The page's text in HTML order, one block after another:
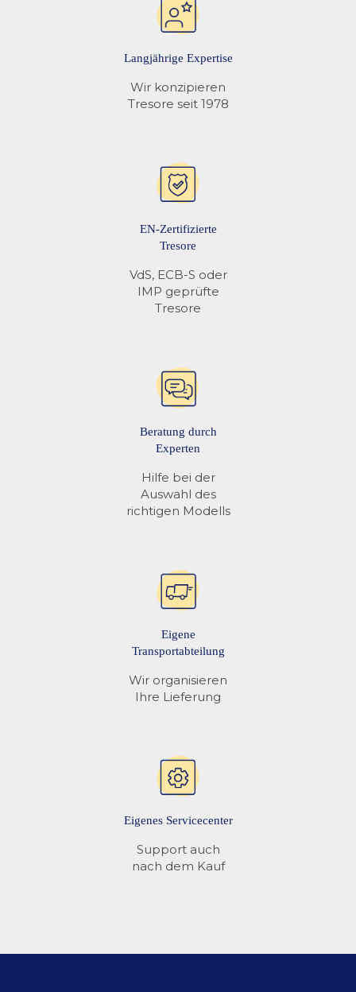
Langjährige Expertise
Wir konzipieren
Tresore seit 1978
EN-Zertifizierte
Tresore
VdS, ECB-S oder
IMP geprüfte
Tresore
Beratung durch
Experten
Hilfe bei der
Auswahl des
richtigen Modells
Eigene
Transportabteilung
Wir organisieren
Ihre Lieferung
Eigenes Servicecenter
Support auch
nach dem Kauf